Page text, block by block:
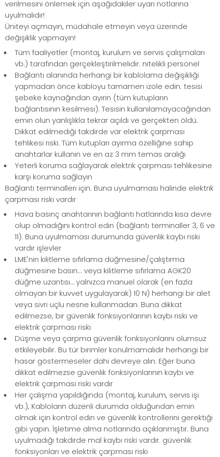
verilmesini önlemek için aşağıdakiler uyarı notlarına
uyulmalıdır!
Üniteyi açmayın, müdahale etmeyin veya üzerinde
değişiklik yapmayın!
Tüm faaliyetler (montaj, kurulum ve servis çalışmaları
vb.) tarafından gerçekleştirilmelidir. nitelikli personel
Bağlantı alanında herhangi bir kablolama değişikliği
yapmadan önce kabloyu tamamen izole edin. tesisi
şebeke kaynağından ayırın (tüm kutupların
bağlantısının kesilmesi). Tesisin kullanılamayacağından
emin olun yanlışlıkla tekrar açıldı ve gerçekten öldü.
Dikkat edilmediği takdirde var elektrik çarpması
tehlikesi riski. Tüm kutupları ayırma özelliğine sahip
anahtarlar kullanın ve en az 3 mm temas aralığı
Yeterli koruma sağlayarak elektrik çarpması tehlikesine
karşı koruma sağlayın
Bağlantı terminalleri için. Buna uyulmaması halinde elektrik
çarpması riski vardır
Hava basınç anahtarının bağlantı hatlarında kısa devre
olup olmadığını kontrol edin (bağlantı terminaller 3, 6 ve
11). Buna uyulmaması durumunda güvenlik kaybı riski
vardır işlevler
LME'nin kilitleme sıfırlama düğmesine/çalıştırma
düğmesine basın... veya kilitleme sıfırlama AGK20
düğme uzantısı… yalnızca manuel olarak (en fazla
olmayan bir kuvvet uygulayarak) 10 N) herhangi bir alet
veya sivri uçlu nesne kullanmadan. Buna dikkat
edilmezse, bir güvenlik fonksiyonlarının kaybı riski ve
elektrik çarpması riski
Düşme veya çarpma güvenlik fonksiyonlarını olumsuz
etkileyebilir. Bu tür birimler konulmamalıdır herhangi bir
hasar göstermeseler dahi devreye alın. Eğer buna
dikkat edilmezse güvenlik fonksiyonlarının kaybı ve
elektrik çarpması riski vardır
Her çalışma yapıldığında (montaj, kurulum, servis işi
vb.), Kabloların düzenli durumda olduğundan emin
olmak için kontrol edin ve güvenlik kontrollerini gerektiği
gibi yapın. İşletime alma notlarında açıklanmıştır. Buna
uyulmadığı takdirde mal kaybı riski vardır. güvenlik
fonksiyonları ve elektrik çarpması riski